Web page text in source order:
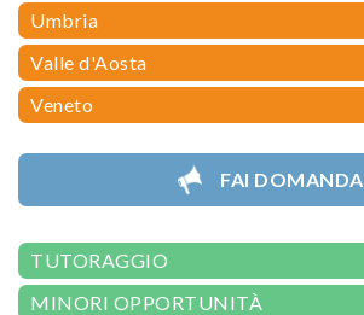
Umbria
Valle d'Aosta
Veneto
FAI DOMANDA
TUTORAGGIO
MINORI OPPORTUNITÀ